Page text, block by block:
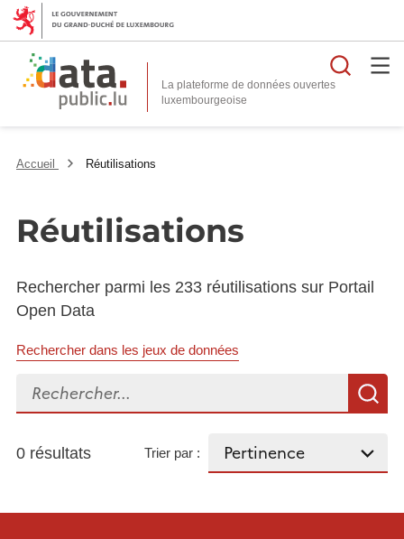
La plateforme de données ouvertes
Accueil Réutilisations
Réutilisations
Rechercher parmi les 233 réutilisations sur Portail
Open Data
Rechercher dans les jeux de données
Rechercher...
0 résultats Trier par :